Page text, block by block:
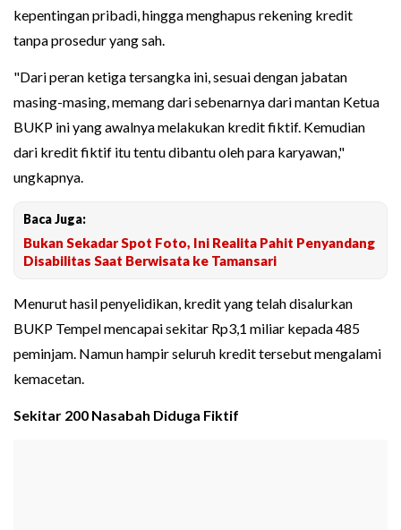
kepentingan pribadi, hingga menghapus rekening kredit
tanpa prosedur yang sah.
"Dari peran ketiga tersangka ini, sesuai dengan jabatan
masing-masing, memang dari sebenarnya dari mantan Ketua
BUKP ini yang awalnya melakukan kredit fiktif. Kemudian
dari kredit fiktif itu tentu dibantu oleh para karyawan,"
ungkapnya.
Baca Juga:
Bukan Sekadar Spot Foto, Ini Realita Pahit Penyandang
Disabilitas Saat Berwisata ke Tamansari
Menurut hasil penyelidikan, kredit yang telah disalurkan
BUKP Tempel mencapai sekitar Rp3,1 miliar kepada 485
peminjam. Namun hampir seluruh kredit tersebut mengalami
kemacetan.
Sekitar 200 Nasabah Diduga Fiktif